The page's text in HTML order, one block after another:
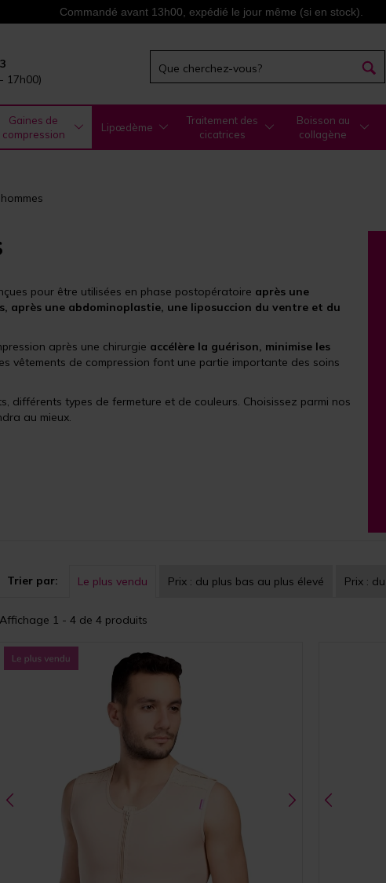
Commandé avant 13h00, expédié le jour même (si en stock).
17h00)
Gaines de
compression
Lipœdème
Traitement des
cicatrices
Boisson au
collagène
pour être utilisées en phase postopératoire après une
après une abdominoplastie, une liposuccion du ventre et du
après une chirurgie accélère la guérison, minimise les
vêtements de compression font une partie importante des soins
différents types de fermeture et de couleurs. Choisissez parmi nos
au mieux.
Trier par: Le plus vendu Prix : du plus bas au plus élevé Prix :
Affichage 1 - 4 de 4 produits